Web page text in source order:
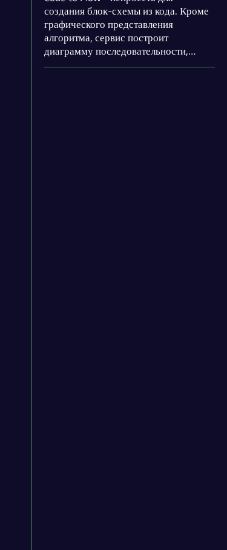
создания блок-схемы из кода. Кроме
графического представления
алгоритма, сервис построит
диаграмму последовательности,
объяснит технические аспекты и